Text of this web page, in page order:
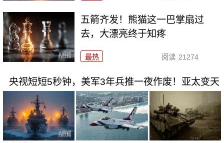
五箭齐发！熊猫这一巴掌扇过
去，大漂亮终于知疼
最热 阅读 21274
央视短短5秒钟，美军3年兵推一夜作废！亚太变天